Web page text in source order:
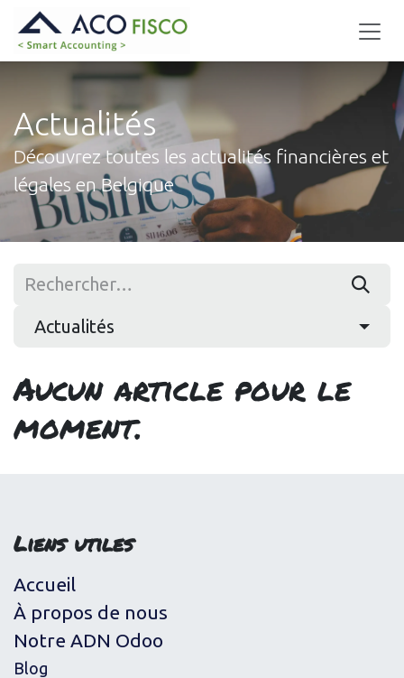
Se rendre au contenu
Actualités
Découvrez toutes les actualités financières et
légales en Belgique
Actualités
Aucun article pour le
moment.
Liens utiles
Accueil
À propos de nous
Notre ADN Odoo
Blog